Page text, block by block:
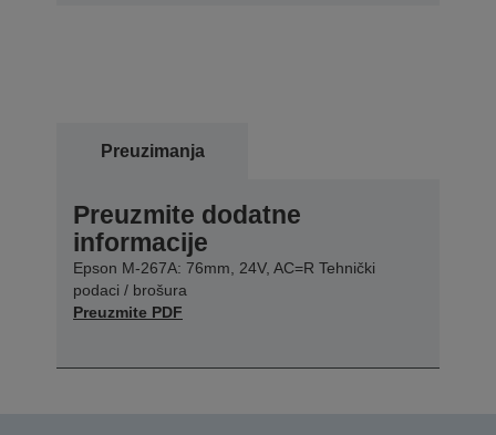
Preuzimanja
Preuzmite dodatne
informacije
Epson M-267A: 76mm, 24V, AC=R Tehnički
podaci / brošura
Preuzmite PDF